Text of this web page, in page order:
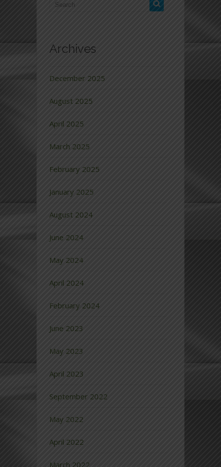
Archives
December 2025
August 2025
April 2025
March 2025
February 2025
January 2025
August 2024
June 2024
May 2024
April 2024
February 2024
June 2023
May 2023
April 2023
September 2022
May 2022
April 2022
March 2022